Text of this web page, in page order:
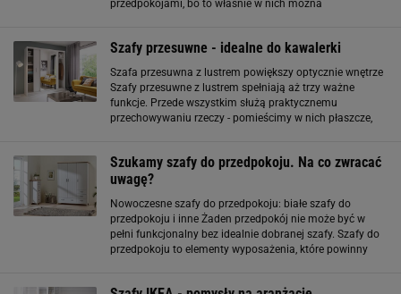
przedpokojami, bo to właśnie w nich można
mieszkaniu
Szafy przesuwne - idealne do kawalerki
Szafa przesuwna z lustrem powiększy optycznie wnętrze
Szafy przesuwne z lustrem spełniają aż trzy ważne
funkcje. Przede wszystkim służą praktycznemu
przechowywaniu rzeczy - pomieścimy w nich płaszcze,
Szukamy szafy do przedpokoju. Na co zwracać
uwagę?
Nowoczesne szafy do przedpokoju: białe szafy do
przedpokoju i inne Żaden przedpokój nie może być w
pełni funkcjonalny bez idealnie dobranej szafy. Szafy do
przedpokoju to elementy wyposażenia, które powinny